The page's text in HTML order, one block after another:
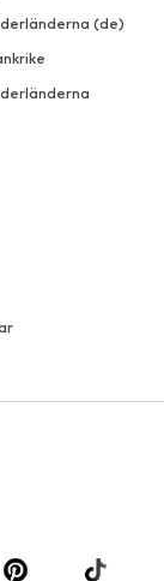
(de)